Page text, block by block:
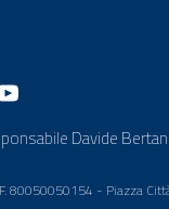
Davide
80050050154 - Piazza